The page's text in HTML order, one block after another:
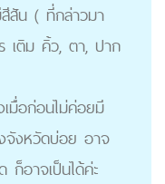
สัน ( ที่กล่าวมา
เติม คิ้ว, ตา, ปาก
มื่อก่อนไม่ค่อยมี
จังหวัดบ่อย อาจ
อาจเป็นได้ค่ะ